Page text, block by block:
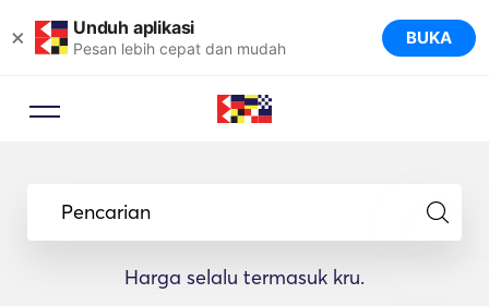
× Unduh aplikasi
Pesan lebih cepat dan mudah BUKA
Pencarian
Harga selalu termasuk kru.